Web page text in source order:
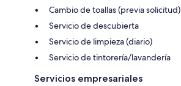
Cambio de toallas (previa solicitud)
Servicio de descubierta
Servicio de limpieza (diario)
Servicio de tintorería/lavandería
Servicios empresariales